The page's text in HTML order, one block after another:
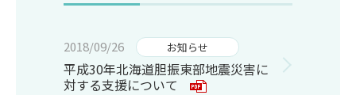
2018/09/26 お知らせ
平成30年北海道胆振東部地震災害に
対する支援について